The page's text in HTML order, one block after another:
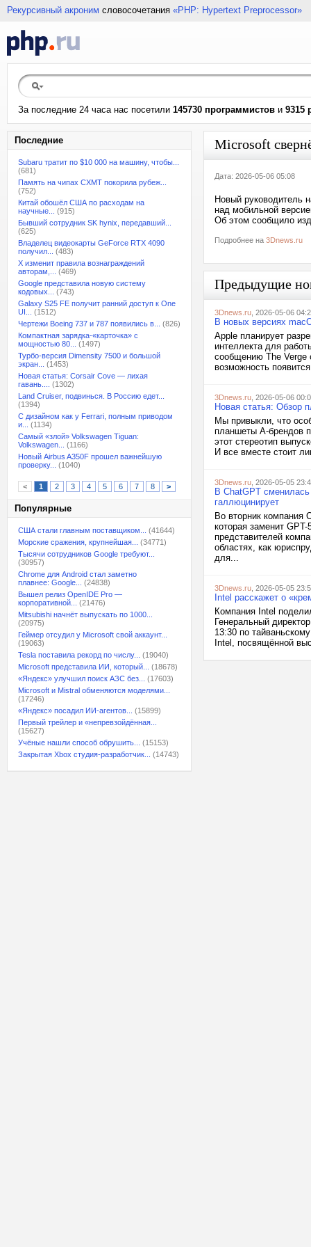
Рекурсивный акроним словосочетания «PHP: Hypertext Preprocessor»
За последние 24 часа нас посетили 145730 программистов и 9315
Последние
Subaru тратит по $10 000 на машину, чтобы...
(681)
Память на чипах CXMT покорила рубеж...
(752)
Китай обошёл США по расходам на
научные...
(915)
Бывший сотрудник SK hynix, передавший...
(625)
Владелец видеокарты GeForce RTX 4090
получил...
(483)
X изменит правила вознаграждений
авторам,...
(469)
Google представила новую систему
кодовых...
(743)
Galaxy S25 FE получит ранний доступ к One
UI...
(1512)
Чертежи Boeing 737 и 787 появились в...
(826)
Компактная зарядка-«карточка» с
мощностью 80...
(1497)
Турбо-версия Dimensity 7500 и большой
экран...
(1453)
Новая статья: Corsair Cove — лихая
гавань....
(1302)
Land Cruiser, подвинься. В Россию едет...
(1394)
С дизайном как у Ferrari, полным приводом
и...
(1134)
Самый «злой» Volkswagen Tiguan:
Volkswagen...
(1166)
Новый Airbus A350F прошел важнейшую
проверку...
(1040)
< 1 2 3 4 5 6 7 8 >
Популярные
США стали главным поставщиком...
(41644)
Морские сражения, крупнейшая...
(34771)
Тысячи сотрудников Google требуют...
(30957)
Chrome для Android стал заметно
плавнее: Google...
(24838)
Вышел релиз OpenIDE Pro —
корпоративной...
(21476)
Mitsubishi начнёт выпускать по 1000...
(20975)
Геймер отсудил у Microsoft свой аккаунт...
(19063)
Tesla поставила рекорд по числу...
(19040)
Microsoft представила ИИ, который...
(18678)
«Яндекс» улучшил поиск АЗС без...
(17603)
Microsoft и Mistral обменяются моделями...
(17246)
«Яндекс» посадил ИИ-агентов...
(15899)
Первый трейлер и «непревзойдённая...
(15627)
Учёные нашли способ обрушить...
(15153)
Закрытая Xbox студия-разработчик...
(14743)
Microsoft
Дата: 2026-05-06 05:08
Новый руководитель
над мобильной
Об этом сообщило
Подробнее на 3Dnews.ru
Предыдущие
3Dnews.ru , 2026-05-06
В новых версиях
Apple планирует
интеллекта для
сообщению The Verge
возможность
3Dnews.ru , 2026-05-06
Новая статья: Обзор
Мы привыкли, что
планшеты A-брендов
этот стереотип
И все вместе стоит
3Dnews.ru , 2026-05-05
В ChatGPT
галлюцинирует
Во вторник компания
которая заменит
представителей
областях, как
для...
3Dnews.ru , 2026-05-05
Intel расскажет о
Компания Intel
Генеральный
13:30 по
Intel, посвящённой